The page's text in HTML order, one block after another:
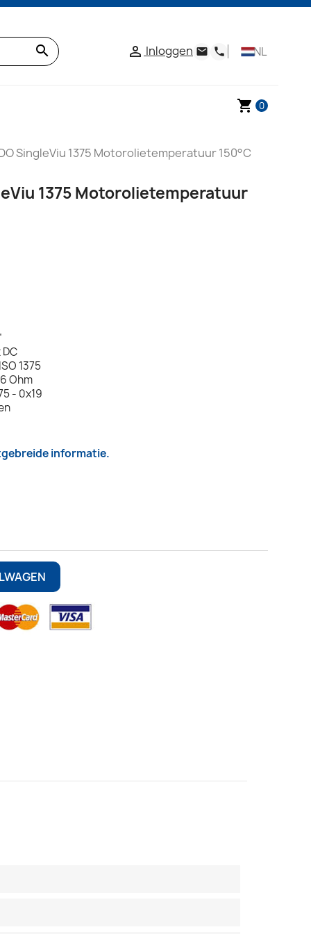
search  Inloggen email phone NL
shopping_cart 0
SingleViu 1375 Motorolietemperatuur 150°C
1375 Motorolietemperatuur
1375
Ohm
- 0x19
informatie.